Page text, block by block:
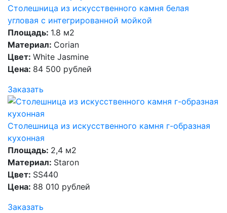
Столешница из искусственного камня белая
угловая с интегрированной мойкой
Площадь: 1.8 м2
Материал: Corian
Цвет: White Jasmine
Цена: 84 500 рублей
Заказать
Столешница из искусственного камня г-образная
кухонная
Площадь: 2,4 м2
Материал: Staron
Цвет: SS440
Цена: 88 010 рублей
Заказать